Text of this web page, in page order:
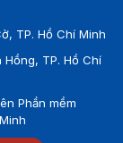
TP. Hồ Chí Minh
TP. Hồ Chí
Phần mềm